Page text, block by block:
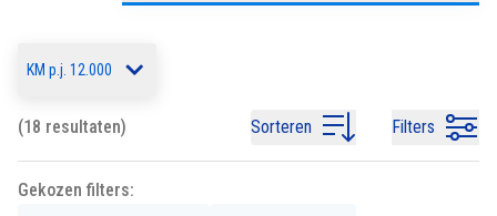
KM p.j. 12.000
(18 resultaten) Sorteren Filters
Gekozen filters: